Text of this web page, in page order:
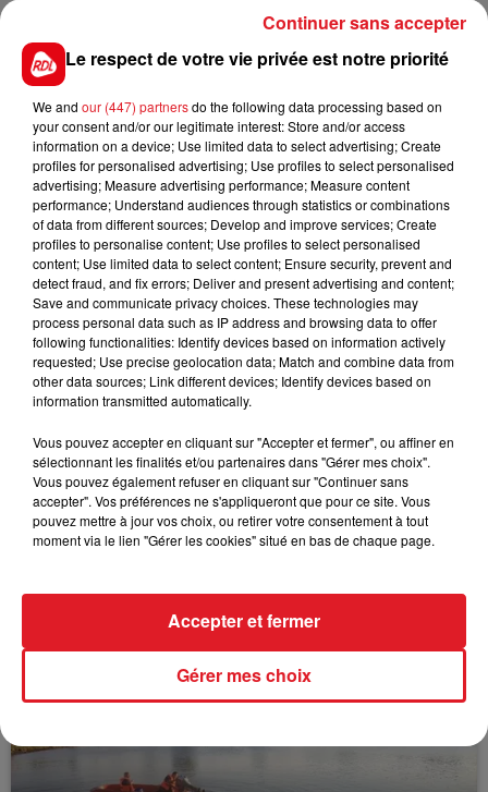
L’accusé, déjà condamné pour des violences sur une
ex-compagne et sorti de prison quelques semaines
avant les faits assure qu’il s’agit d’un accident. Il assure
qu'une cigarette aurait mis le feu à un bidon d'essence
qui était dans le véhcule, et destiné à sa tronçonneuse.
Ce que réfutent toutes les analyses effectuées.
Il encourt la réclusion criminelle à perpétuité. Verdict
vendredi
FIL D'ACTUS
VOLONTAIRE EN COURS, APRÈS LA...
Selon les premiers éléments, le logement servait
à des prostituées
Le respect de votre vie privée est notre priorité
We and our (447) partnersdo the following data processing based on
your consent and/or our legitimate interest: Store and/or access
information on a device; Use limited data to select advertising; Create
profiles for personalised advertising; Use profiles to select personalised
advertising; Measure advertising performance; Measure content
performance; Understand audiences through statistics or combinations
of data from different sources; Develop and improve services; Create
profiles to personalise content; Use profiles to select personalised
content; Use limited data to select content; Ensure security, prevent and
detect fraud, and fix errors; Deliver and present advertising and content;
Save and communicate privacy choices. These technologies may
process personal data such as IP address and browsing data to offer
following functionalities: Identify devices based on information actively
requested; Use precise geolocation data; Match and combine data from
other data sources; Link different devices; Identify devices based on
information transmitted automatically.
Vous pouvez accepter en cliquant sur "Accepter et fermer", ou affiner en
sélectionnant les finalités et/ou partenaires dans "Gérer mes choix".
Vous pouvez également refuser en cliquant sur "Continuer sans
accepter". Vos préférences ne s'appliqueront que pour ce site. Vous
pouvez mettre à jour vos choix, ou retirer votre consentement à tout
moment via le lien "Gérer les cookies" situé en bas de chaque page.
Gérer mes choix
Accepter et fermer
Continuer sans accepter